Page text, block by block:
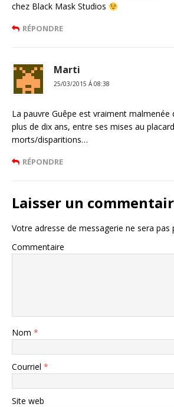
chez Black Mask Studios
RÉPONDRE
Marti
25/03/2015 Á 08:38
La pauvre Guêpe est vraiment malmenée
plus de dix ans, entre ses mises au
morts/disparitions…
RÉPONDRE
Laisser un
Votre adresse de messagerie ne sera pas
Commentaire
Nom *
Courriel *
Site web